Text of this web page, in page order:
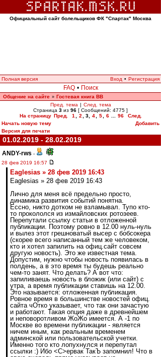
Официальный сайт болельщиков ФК "Спартак" Москва
Полная версия Вход • Регистрация
FAQ • Поиск
Общение на сайте » Гостевая книга ВВ
Пред. тема | След. тема
Страница 3 из 96 [ Сообщений: 4775 ]
На страницу Пред. 1 2 3, 4 5 6 96
След.
Начать новую тему
Добавить
Версия для печати
01.02.2019 - 28.02.2019
ANDY-rws -
28 фев 2019 16:57
Eaglesias » 28 фев 2019 16:43
Eaglesias » 28 фев 2019 16:43
Лично для меня всё предельно просто,
динамика развития событий понятна.
Ессно, никто дотком не взламывал. Тупо кто-
то прокололся из измайловских ротозеев.
Перепутали ссылку статьи в отложенной
публикации. Поэтому ровно в 12.00 нуль-нуль
и вылез этот грешноватый высер с бобсокера
(скорее всего написанный тем же человеком,
кто и хотел запилить на офиц.сайт совсем
другую новость). Это же известная тема.
Допустим, нужно чтобы новость появилась в
полдень, а в это время ты будешь реально
чем-то занят. Что делать? А вот что:
запиливаешь новость в бложик (или сайт) с
утра, а время публикации ставишь на 12.00.
Это называется: отложенная публикация.
Ровное время в большинстве новостей офиц.
сайта чОтко указывает, что так они зачастую
и работают. Такая опция даже в древнейшем
и неповоротливом ЖоЖо имеется. А -1 по
Москве во времени публикации - является
ничем иным, как реальным временем
админской или пользовательской учетки.
Именно того кто лопухнулся и перепутал
ссылки :) Ибо <С>ервак ТакЪ запомнил! Что в